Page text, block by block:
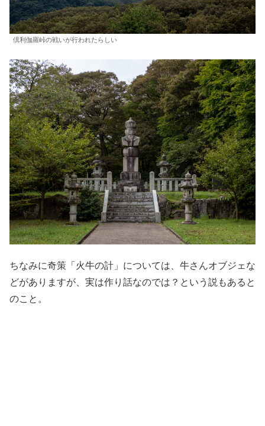
倶利伽羅峠の戦いが行われたらしい
ちなみに奇策「火牛の計」については、牛さんオブジェな
どがありますが、実は作り話なのでは？という説もあると
のこと。